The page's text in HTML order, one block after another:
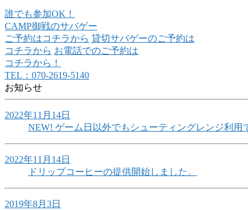
誰でも参加OK！
CAMP御戦のサバゲー
ご予約はコチラから 貸切サバゲーのご予約は
コチラから お電話でのご予約は
コチラから！
TEL：070-2619-5140
お知らせ
2022年11月14日
NEW! ゲーム日以外でもシューティングレンジ利用
2022年11月14日
ドリップコーヒーの提供開始しました。
2019年8月3日